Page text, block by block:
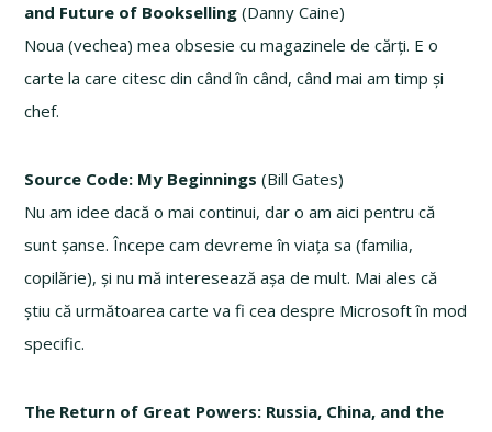
and Future of Bookselling (Danny Caine)
Noua (vechea) mea obsesie cu magazinele de cărți. E o
carte la care citesc din când în când, când mai am timp și
chef.
Source Code: My Beginnings (Bill Gates)
Nu am idee dacă o mai continui, dar o am aici pentru că
sunt șanse. Începe cam devreme în viața sa (familia,
copilărie), și nu mă interesează așa de mult. Mai ales că
știu că următoarea carte va fi cea despre Microsoft în mod
specific.
The Return of Great Powers: Russia, China, and the